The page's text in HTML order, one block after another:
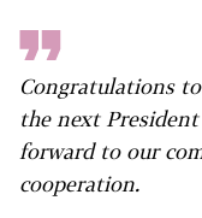
Congratulations to
the next
forward to our
cooperation.